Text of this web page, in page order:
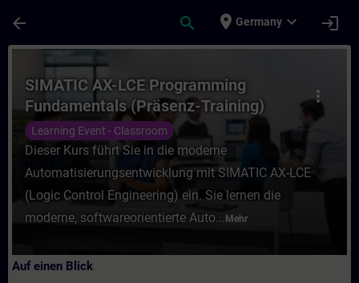
arrow_back search place Germany expand_more login
Kurs - SIMATIC AX-LCE Programming
more_vert
SIMATIC AX-LCE Programming
Fundamentals (Präsenz-Training)
Learning Event - Classroom
Dieser Kurs führt Sie in die moderne
Automatisierungsentwicklung mit SIMATIC AX-LCE
(Logic Control Engineering) ein. Sie lernen die
moderne, softwareorientierte Auto... Mehr
Auf einen Blick